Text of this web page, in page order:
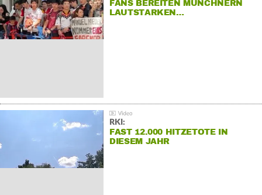
FANS BEREITEN MÜNCHNERN
LAUTSTARKEN…
RKI:
FAST 12.000 HITZETOTE IN
DIESEM JAHR